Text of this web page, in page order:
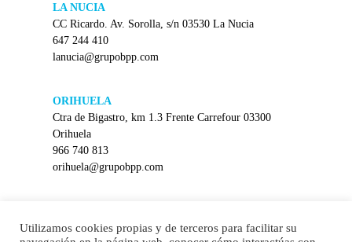
LA NUCIA
CC Ricardo. Av. Sorolla, s/n 03530 La Nucia
647 244 410
lanucia@grupobpp.com
ORIHUELA
Ctra de Bigastro, km 1.3 Frente Carrefour 03300
Orihuela
966 740 813
orihuela@grupobpp.com
C/ La Mancha con Avd Felipe V (rotonda) 03610
Utilizamos cookies propias y de terceros para facilitar su